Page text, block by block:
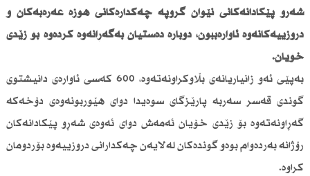
شەڕو پێكادانەكانی نێوان گروپە چەكدارەكانی هۆزە عەرەبەكان و
دروزییەكانەوە ئاوارەببون، دوبارە دەستیان بەگەڕانەوە كردەوە بۆ زێدی
خۆیان.
بەپێی ئەو زانیاریانەی بڵاوكراونەتەوە، 600 كەسی ئاوارەی دانیشتوی
گوندی قەسر سەربە پارێزگای سوەیدا دوای هێوربونەوەی دۆخەكە
گەڕاونەتەوە بۆ زێدی خۆیان ئەمەش دوای ئەوەی شەڕو پێكادانەكان
رۆژانە بەردەوام بوەو گوندەكان لەلایەن چەكدارانی دروزییەوە بۆردومان
كراوە.